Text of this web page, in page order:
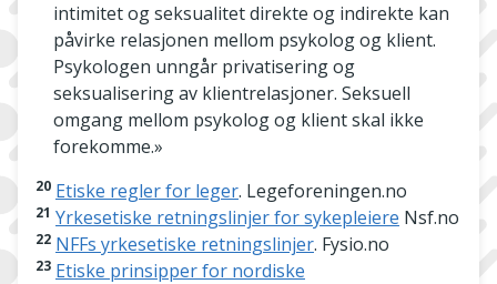
intimitet og seksualitet direkte og indirekte kan
påvirke relasjonen mellom psykolog og klient.
Psykologen unngår privatisering og
seksualisering av klientrelasjoner. Seksuell
omgang mellom psykolog og klient skal ikke
forekomme.»
20 Etiske regler for leger. Legeforeningen.no
21 Yrkesetiske retningslinjer for sykepleiere Nsf.no
22 NFFs yrkesetiske retningslinjer. Fysio.no
23 Etiske prinsipper for nordiske